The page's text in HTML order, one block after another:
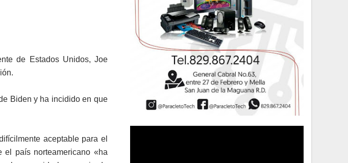
de Estados Unidos, Joe
Biden y ha incidido en que
aceptable para el
el país norteamericano «ha